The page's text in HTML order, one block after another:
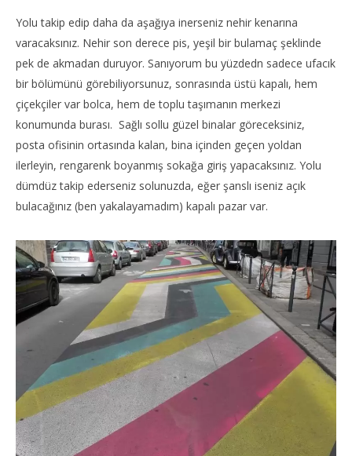
Yolu takip edip daha da aşağıya inerseniz nehir kenarına
varacaksınız. Nehir son derece pis, yeşil bir bulamaç şeklinde
pek de akmadan duruyor. Sanıyorum bu yüzdedn sadece ufacık
bir bölümünü görebiliyorsunuz, sonrasında üstü kapalı, hem
çiçekçiler var bolca, hem de toplu taşımanın merkezi
konumunda burası. Sağlı sollu güzel binalar göreceksiniz,
posta ofisinin ortasında kalan, bina içinden geçen yoldan
ilerleyin, rengarenk boyanmış sokağa giriş yapacaksınız. Yolu
dümdüz takip ederseniz solunuzda, eğer şanslı iseniz açık
bulacağınız (ben yakalayamadım) kapalı pazar var.